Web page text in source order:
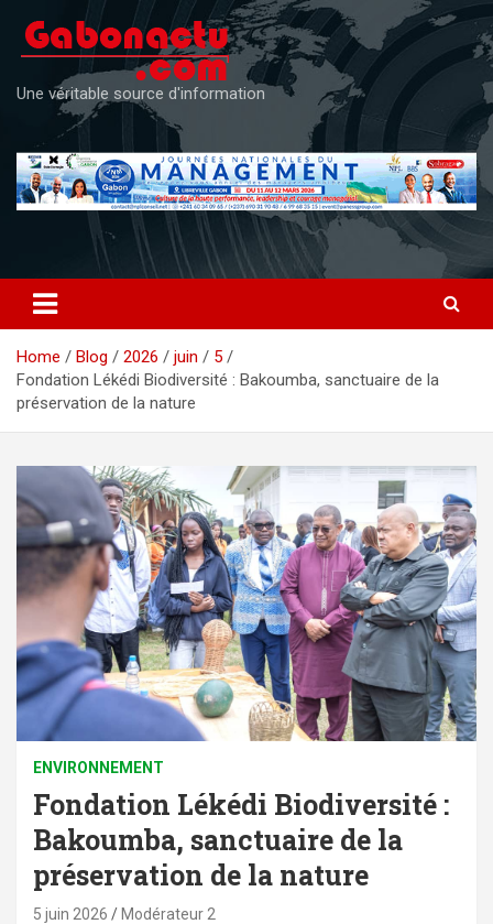
content
Une véritable source d'information
Home Blog 2026 juin
5
Fondation Lékédi Biodiversité : Bakoumba, sanctuaire de la
préservation de la nature
ENVIRONNEMENT
Fondation Lékédi Biodiversité :
Bakoumba, sanctuaire de la
préservation de la nature
5 juin 2026 Modérateur 2